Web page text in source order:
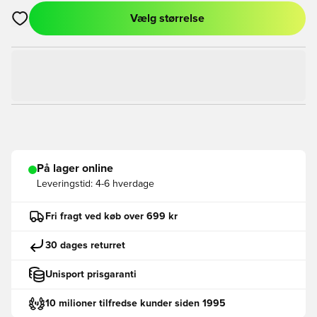
Åbner en Modal til at logge ind eller tilmelde dig som medlem
Vælg størrelse
På lager online
Leveringstid: 4-6 hverdage
Fri fragt ved køb over 699 kr
30 dages returret
Unisport prisgaranti
10 milioner tilfredse kunder siden 1995